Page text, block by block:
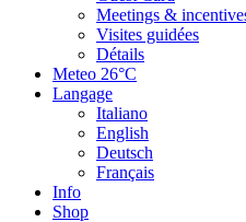
Meetings &
Visites guidées
Détails
Meteo 26°C
Langage
Italiano
English
Deutsch
Français
Info
Shop